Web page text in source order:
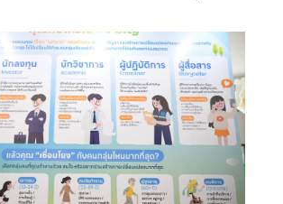
มการส่งเสริมวิทยาศาสตร์ วิจัยและนวัตกรรม